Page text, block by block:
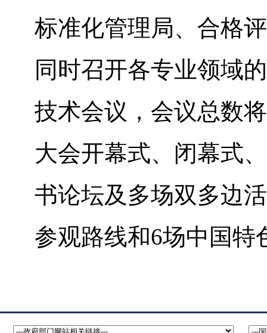
标准化管理局、合格
同时召开各专业领域的
技术会议，会议总数
大会开幕式、闭幕式
书论坛及多场双多边
参观路线和6场中国特